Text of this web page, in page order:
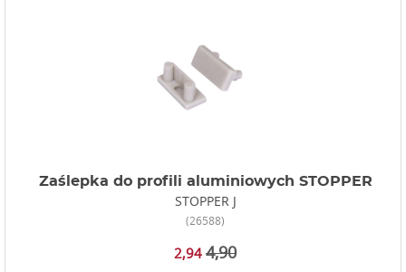
Zaślepka do profili aluminiowych STOPPER
STOPPER J
(26588)
2,94 4,90